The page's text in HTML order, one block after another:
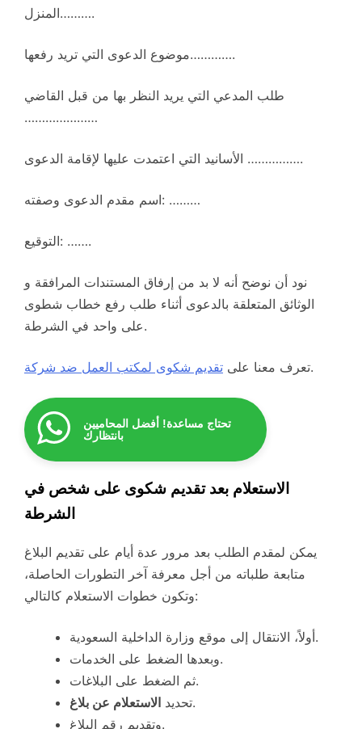
المنزل……….
موضوع الدعوى التي تريد رفعها………….
طلب المدعي التي يريد النظر بها من قبل القاضي
…………………
الأسانيد التي اعتمدت عليها لإقامة الدعوى …………….
اسم مقدم الدعوى وصفته: ………
التوقيع: …….
نود أن نوضح أنه لا بد من إرفاق المستندات المرافقة و
الوثائق المتعلقة بالدعوى أثناء طلب رفع خطاب شطوى
على واحد في الشرطة.
تعرف معنا على تقديم شكوى لمكتب العمل ضد شركة .
تحتاج مساعدة! أفضل المحاميين
بانتظارك
الاستعلام بعد تقديم شكوى على شخص في
الشرطة
يمكن لمقدم الطلب بعد مرور عدة أيام على تقديم البلاغ
متابعة طلباته من أجل معرفة آخر التطورات الحاصلة،
وتكون خطوات الاستعلام كالتالي:
أولاً، الانتقال إلى موقع وزارة الداخلية السعودية.
وبعدها الضغط على الخدمات.
ثم الضغط على البلاغات.
تحديد الاستعلام عن بلاغ
.
وتقديم رقم البلاغ.